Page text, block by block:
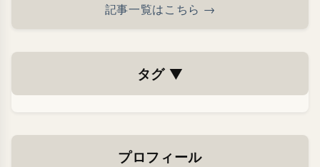
記事一覧はこちら →
タグ ▼
プロフィール